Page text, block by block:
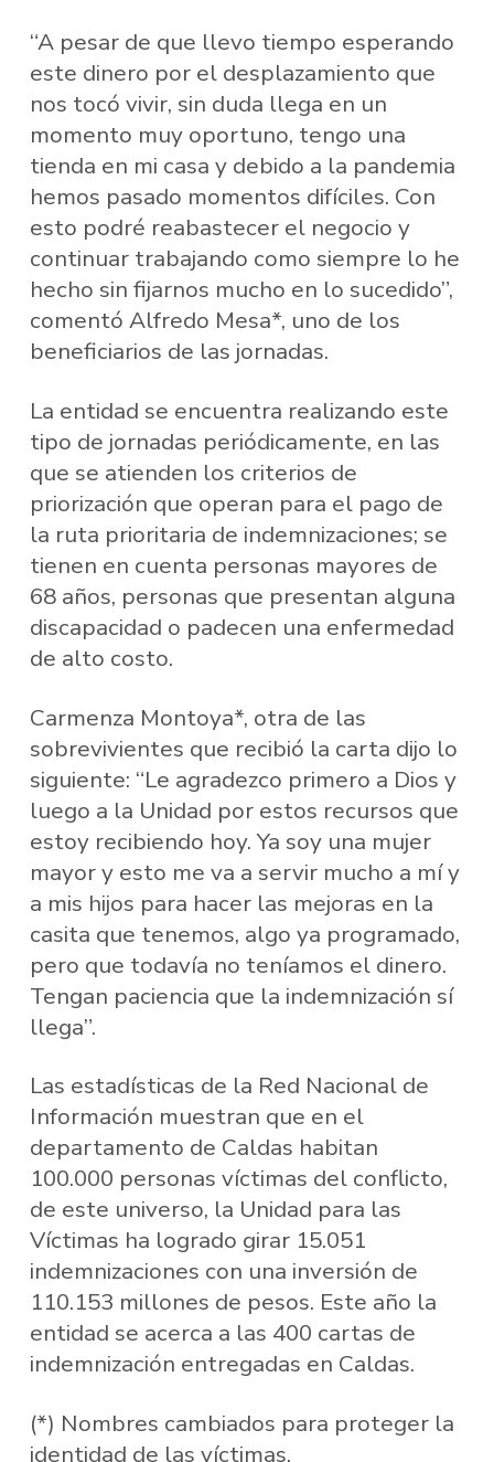
“A pesar de que llevo tiempo esperando
este dinero por el desplazamiento que
nos tocó vivir, sin duda llega en un
momento muy oportuno, tengo una
tienda en mi casa y debido a la pandemia
hemos pasado momentos difíciles. Con
esto podré reabastecer el negocio y
continuar trabajando como siempre lo he
hecho sin fijarnos mucho en lo sucedido”,
comentó Alfredo Mesa*, uno de los
beneficiarios de las jornadas.
La entidad se encuentra realizando este
tipo de jornadas periódicamente, en las
que se atienden los criterios de
priorización que operan para el pago de
la ruta prioritaria de indemnizaciones; se
tienen en cuenta personas mayores de
68 años, personas que presentan alguna
discapacidad o padecen una enfermedad
de alto costo.
Carmenza Montoya*, otra de las
sobrevivientes que recibió la carta dijo lo
siguiente: “Le agradezco primero a Dios y
luego a la Unidad por estos recursos que
estoy recibiendo hoy. Ya soy una mujer
mayor y esto me va a servir mucho a mí y
a mis hijos para hacer las mejoras en la
casita que tenemos, algo ya programado,
pero que todavía no teníamos el dinero.
Tengan paciencia que la indemnización sí
llega”.
Las estadísticas de la Red Nacional de
Información muestran que en el
departamento de Caldas habitan
100.000 personas víctimas del conflicto,
de este universo, la Unidad para las
Víctimas ha logrado girar 15.051
indemnizaciones con una inversión de
110.153 millones de pesos. Este año la
entidad se acerca a las 400 cartas de
indemnización entregadas en Caldas.
(*) Nombres cambiados para proteger la
identidad de las víctimas.